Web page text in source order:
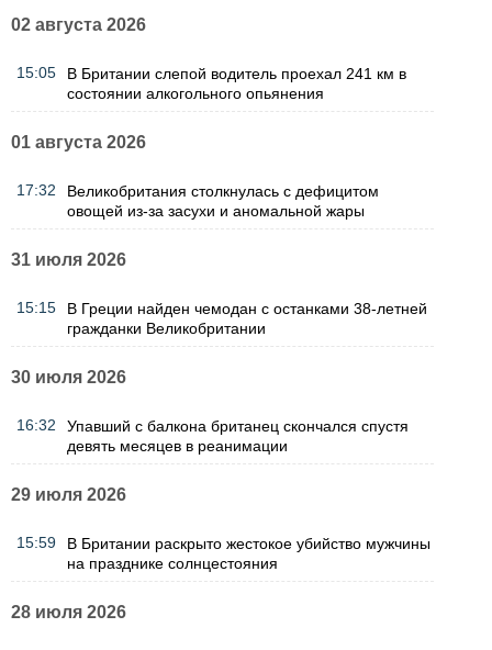
02 августа 2026
15:05
В Британии слепой водитель проехал 241 км в
состоянии алкогольного опьянения
01 августа 2026
17:32
Великобритания столкнулась с дефицитом
овощей из-за засухи и аномальной жары
31 июля 2026
15:15
В Греции найден чемодан с останками 38-летней
гражданки Великобритании
30 июля 2026
16:32
Упавший с балкона британец скончался спустя
девять месяцев в реанимации
29 июля 2026
15:59
В Британии раскрыто жестокое убийство мужчины
на празднике солнцестояния
28 июля 2026